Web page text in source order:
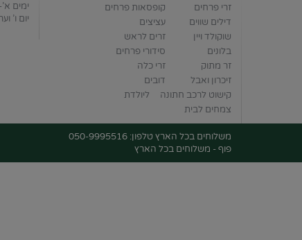
זרי פרחים
קופסאות פרחים
דילים שווים
עציצים
שוקולד ויין
זרים לראש
בלונים
סידורי פרחים
זר מתוק
זרי כלה
זיכרון ואבל
דובים
קישוט לרכב חתונה
ליולדת
צמחים לבית
ימים א'-ה'
יום ו' וערבי
משלוחים בכל הארץ טלפון: 050-9995516
פוף - משלוחים בכל הארץ